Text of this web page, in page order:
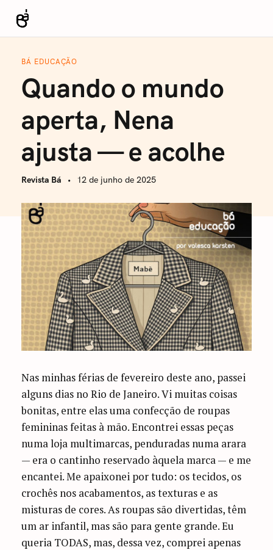
i
Revista Bá
BÁ EDUCAÇÃO
Quando o mundo
aperta, Nena
ajusta — e acolhe
Revista Bá 12 de junho de 2025
Nas minhas férias de fevereiro deste ano, passei
alguns dias no Rio de Janeiro. Vi muitas coisas
bonitas, entre elas uma confecção de roupas
femininas feitas à mão. Encontrei essas peças
numa loja multimarcas, penduradas numa arara
— era o cantinho reservado àquela marca — e me
encantei. Me apaixonei por tudo: os tecidos, os
crochês nos acabamentos, as texturas e as
misturas de cores. As roupas são divertidas, têm
um ar infantil, mas são para gente grande. Eu
queria TODAS, mas, dessa vez, comprei apenas